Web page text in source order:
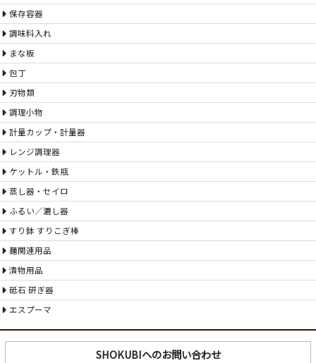
保存容器
調味料入れ
まな板
包丁
刃物類
調理小物
計量カップ・計量器
レンジ調理器
ケットル・鉄瓶
蒸し器・セイロ
ふるい／漉し器
すり鉢 すりこぎ棒
麺関連用品
漬物用品
砥石 研ぎ器
エスプーマ
SHOKUBIへのお問い合わせ